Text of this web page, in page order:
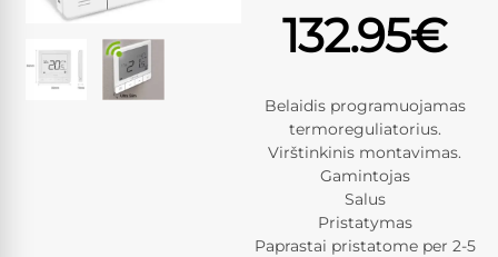
132.95€
Belaidis programuojamas
termoreguliatorius.
Virštinkinis montavimas.
Gamintojas
Salus
Pristatymas
Paprastai pristatome per 2-5